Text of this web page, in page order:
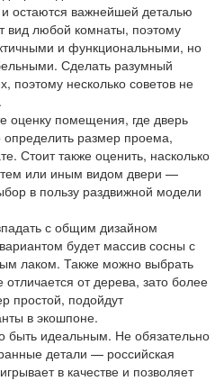
остаются важнейшей деталью
вид любой комнаты, поэтому
и функциональными, но
Сделать разумный
поэтому несколько советов не
оценку помещения, где дверь
размер проема,
Стоит также оценить, насколько
тем или иным видом двери —
в пользу раздвижной модели
с общим дизайном
будет массив сосны с
лаком. Также можно выбрать
от дерева, зато более
простой, подойдут
в экошпоне.
быть идеальным. Не обязательно
детали — российская
в качестве и позволяет